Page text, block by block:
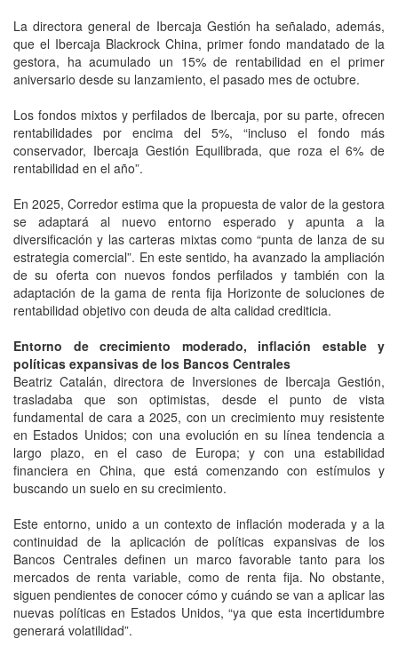
La directora general de Ibercaja Gestión ha señalado, además,
que el Ibercaja Blackrock China, primer fondo mandatado de la
gestora, ha acumulado un 15% de rentabilidad en el primer
aniversario desde su lanzamiento, el pasado mes de octubre.
Los fondos mixtos y perfilados de Ibercaja, por su parte, ofrecen
rentabilidades por encima del 5%, “incluso el fondo más
conservador, Ibercaja Gestión Equilibrada, que roza el 6% de
rentabilidad en el año”.
En 2025, Corredor estima que la propuesta de valor de la gestora
se adaptará al nuevo entorno esperado y apunta a la
diversificación y las carteras mixtas como “punta de lanza de su
estrategia comercial”. En este sentido, ha avanzado la ampliación
de su oferta con nuevos fondos perfilados y también con la
adaptación de la gama de renta fija Horizonte de soluciones de
rentabilidad objetivo con deuda de alta calidad crediticia.
Entorno de crecimiento moderado, inflación estable y
políticas expansivas de los Bancos Centrales
Beatriz Catalán, directora de Inversiones de Ibercaja Gestión,
trasladaba que son optimistas, desde el punto de vista
fundamental de cara a 2025, con un crecimiento muy resistente
en Estados Unidos; con una evolución en su línea tendencia a
largo plazo, en el caso de Europa; y con una estabilidad
financiera en China, que está comenzando con estímulos y
buscando un suelo en su crecimiento.
Este entorno, unido a un contexto de inflación moderada y a la
continuidad de la aplicación de políticas expansivas de los
Bancos Centrales definen un marco favorable tanto para los
mercados de renta variable, como de renta fija. No obstante,
siguen pendientes de conocer cómo y cuándo se van a aplicar las
nuevas políticas en Estados Unidos, “ya que esta incertidumbre
generará volatilidad”.